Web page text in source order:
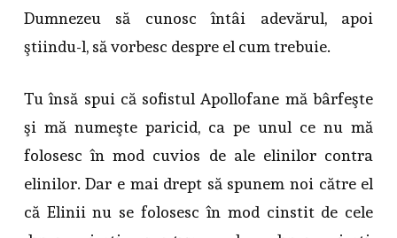
Dumnezeu să cunosc întâi adevărul, apoi
ştiindu-l, să vorbesc despre el cum trebuie.
Tu însă spui că sofistul Apollofane mă bârfeşte
şi mă numeşte paricid, ca pe unul ce nu mă
folosesc în mod cuvios de ale elinilor contra
elinilor. Dar e mai drept să spunem noi către el
că Elinii nu se folosesc în mod cinstit de cele